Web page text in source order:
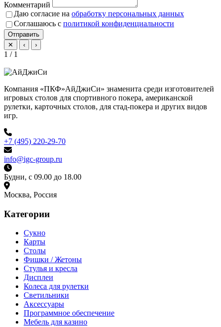
Комментарий
Даю согласие на обработку персональных данных
Соглашаюсь с политикой конфиденциальности
Отправить
✕
‹ ›
1 / 1
Компания «ПКФ»АйДжиСи» знаменита среди изготовителей
игровых столов для спортивного покера, американской
рулетки, карточных столов, для стад-покера и других видов
игр.
+7 (495) 220-29-70
info@igc-group.ru
Будни, с 09.00 до 18.00
Москва, Россия
Категории
Сукно
Карты
Столы
Фишки / Жетоны
Стулья и кресла
Дисплеи
Колеса для рулетки
Светильники
Аксессуары
Программное обеспечение
Мебель для казино